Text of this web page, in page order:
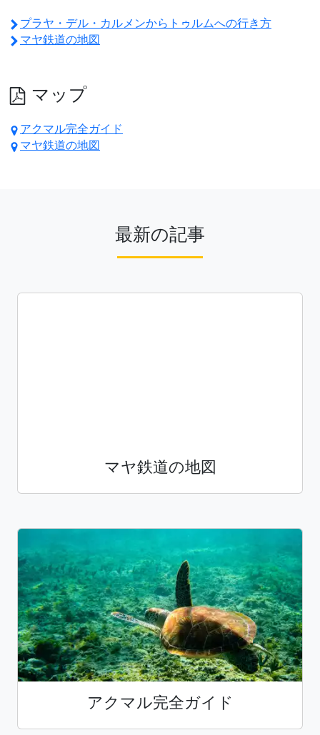
プラヤ・デル・カルメンからトゥルムへの行き方
マヤ鉄道の地図
マップ
アクマル完全ガイド
マヤ鉄道の地図
最新の記事
マヤ鉄道の地図
アクマル完全ガイド